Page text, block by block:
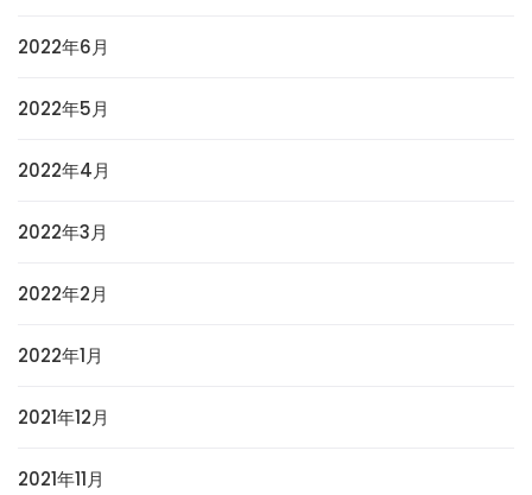
2022年6月
2022年5月
2022年4月
2022年3月
2022年2月
2022年1月
2021年12月
2021年11月